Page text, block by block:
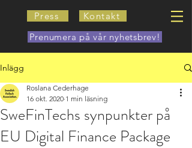
Press
Kontakt
Prenumera på vår nyhetsbrev!
Inlägg
SweFinTechs synpunkter på
EU Digital Finance Package
Roslana Cederhage
16 okt. 2020 1 min läsning